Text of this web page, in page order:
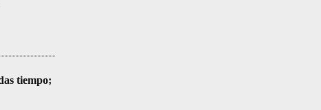
tiempo;